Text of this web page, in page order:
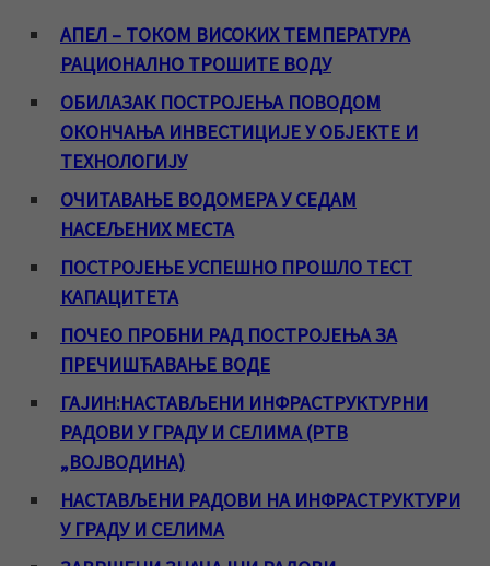
АПЕЛ – ТОКОМ ВИСОКИХ ТЕМПЕРАТУРА
РАЦИОНАЛНО ТРОШИТЕ ВОДУ
ОБИЛАЗАК ПОСТРОЈЕЊА ПОВОДОМ
ОКОНЧАЊА ИНВЕСТИЦИЈЕ У ОБЈЕКТЕ И
ТЕХНОЛОГИЈУ
ОЧИТАВАЊЕ ВОДОМЕРА У СЕДАМ
НАСЕЉЕНИХ МЕСТА
ПОСТРОЈЕЊЕ УСПЕШНО ПРОШЛО ТЕСТ
КАПАЦИТЕТА
ПОЧЕО ПРОБНИ РАД ПОСТРОЈЕЊА ЗА
ПРЕЧИШЋАВАЊЕ ВОДЕ
ГАЈИН:НАСТАВЉЕНИ ИНФРАСТРУКТУРНИ
РАДОВИ У ГРАДУ И СЕЛИМА (РТВ
„ВОЈВОДИНА)
НАСТАВЉЕНИ РАДОВИ НА ИНФРАСТРУКТУРИ
У ГРАДУ И СЕЛИМА